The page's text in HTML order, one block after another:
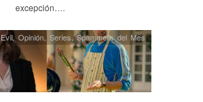
excepción….
Evil,Opinión ,Series,Spammers del Mes